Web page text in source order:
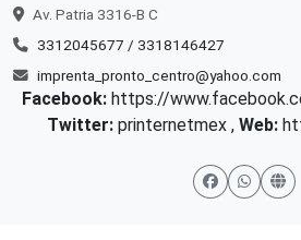
Av. Patria 3316-B C
3312045677 / 3318146427
imprenta_pronto_centro@yahoo.com
Facebook: https://
Twitter: printernetmex , Web: